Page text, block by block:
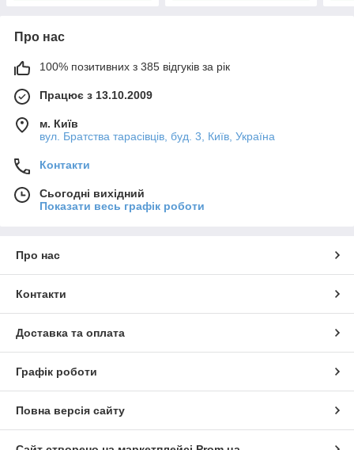
Про нас
100% позитивних з 385 відгуків за рік
Працює з 13.10.2009
м. Київ
вул. Братства тарасівців, буд. 3, Київ, Україна
Контакти
Сьогодні вихідний
Показати весь графік роботи
Про нас
Контакти
Доставка та оплата
Графік роботи
Повна версія сайту